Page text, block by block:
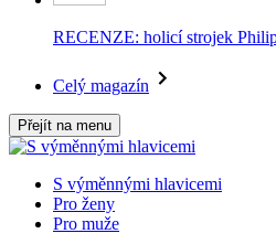
RECENZE: holicí strojek
Celý magazín
Přejít na menu
S výměnnými hlavicemi
Pro ženy
Pro muže